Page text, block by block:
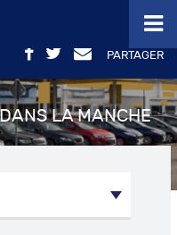
PARTAGER
LA MANCHE